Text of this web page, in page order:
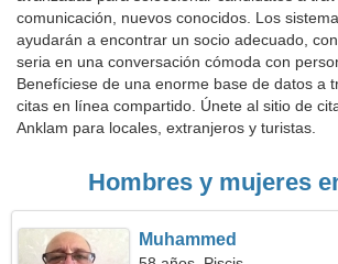
comunicación, nuevos conocidos. Los
ayudarán a encontrar un socio adecuado,
seria en una conversación cómoda con
Benefíciese de una enorme base de datos a
citas en línea compartido. Únete al sitio de
Anklam para locales, extranjeros y turistas.
Hombres y mujeres
Muhammed